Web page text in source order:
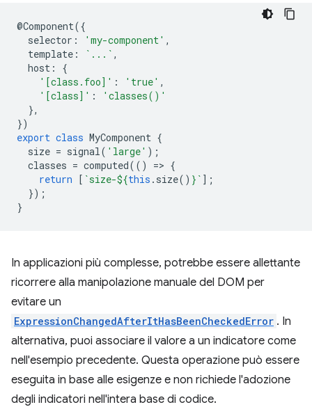
@Component({
selector : 'my-component' ,
template : `...` ,
host :
{
'[class.foo]' : 'true' ,
'[class]' :
'classes()'
},
})
export class MyComponent {
size = signal( 'large' );
classes = computed(() => {
return [ `size-${this . size() } ` ];
});
}
In applicazioni più complesse, potrebbe essere allettante
ricorrere alla manipolazione manuale del DOM per
evitare un
ExpressionChangedAfterItHasBeenCheckedError . In
alternativa, puoi associare il valore a un indicatore come
nell'esempio precedente. Questa operazione può essere
eseguita in base alle esigenze e non richiede l'adozione
degli indicatori nell'intera base di codice.